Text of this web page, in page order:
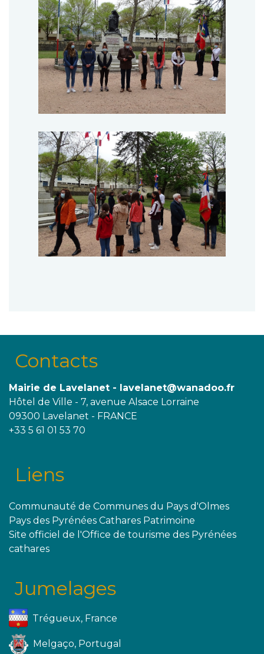
Contacts
Mairie de Lavelanet - lavelanet@wanadoo.fr
Hôtel de Ville - 7, avenue Alsace Lorraine
09300 Lavelanet - FRANCE
+33 5 61 01 53 70
Liens
Communauté de Communes du Pays d'Olmes
Pays des Pyrénées Cathares Patrimoine
Site officiel de l'Office de tourisme des Pyrénées
cathares
Jumelages
Trégueux, France
Melgaço, Portugal